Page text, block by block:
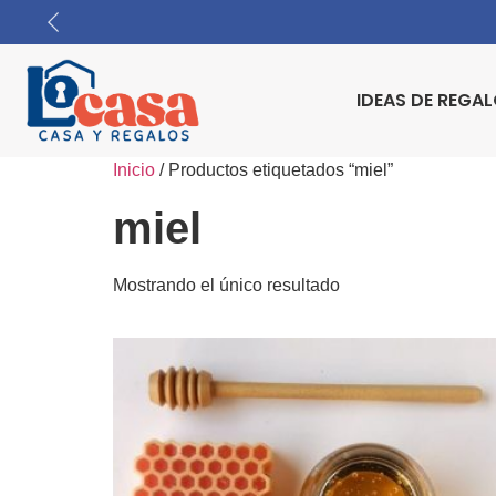
IDEAS DE
Inicio / Productos etiquetados “miel”
miel
Mostrando el único resultado